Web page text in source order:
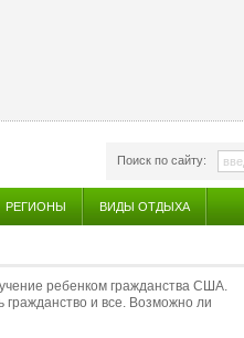
Поиск по сайту:
РЕГИОНЫ ВИДЫ ОТДЫХА
ребенком гражданства США.
гражданство и все. Возможно ли